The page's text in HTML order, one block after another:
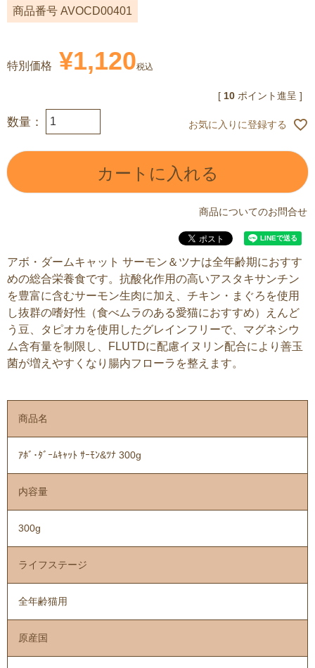
商品番号 AVOCD00401
特別価格 ¥1,120税込
[ 10 ポイント進呈 ]
お気に入りに登録する
カートに入れる
商品についてのお問合せ
アボ・ダームキャット サーモン＆ツナは全年齢期におすす
めの総合栄養食です。抗酸化作用の高いアスタキサンチン
を豊富に含むサーモン生肉に加え、チキン・まぐろを使用
し抜群の嗜好性（食べムラのある愛猫におすすめ）えんど
う豆、タピオカを使用したグレインフリーで、マグネシウ
ム含有量を制限し、FLUTDに配慮イヌリン配合により善玉
菌が増えやすくなり腸内フローラを整えます。
商品名
ｱﾎﾞ･ﾀﾞｰﾑｷｬｯﾄ ｻｰﾓﾝ&ﾂﾅ 300g
内容量
300g
ライフステージ
全年齢猫用
原産国